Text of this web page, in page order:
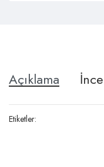
Açıklama
Etiketler: